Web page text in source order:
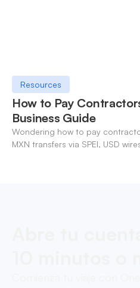
Resources
How to Pay
Business Guide
Wondering how to pay
MXN transfers via SPEI, USD